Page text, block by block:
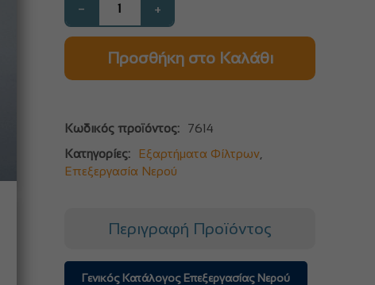
− +
Προσθήκη στο Καλάθι
Κωδικός προϊόντος:
7614
Κατηγορίες:
Εξαρτήματα Φίλτρων
Επεξεργασία Νερού
Περιγραφή Προϊόντος
Γενικός Κατάλογος Επεξεργασίας Νερού